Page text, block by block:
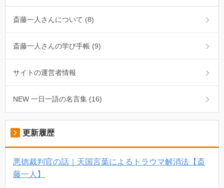
斎藤一人さんについて (8)
斎藤一人さんの学び手帳 (9)
サイトの運営者情報
NEW 一日一語の名言集 (16)
更新履歴
悪徳裁判官の話｜天国言葉によるトラウマ解消法【斎
藤一人】